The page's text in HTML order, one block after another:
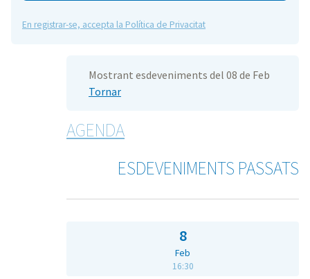
En registrar-se, accepta la Política de Privacitat
Mostrant esdeveniments del 08 de Feb
Tornar
AGENDA
ESDEVENIMENTS PASSATS
8
Feb
16:30